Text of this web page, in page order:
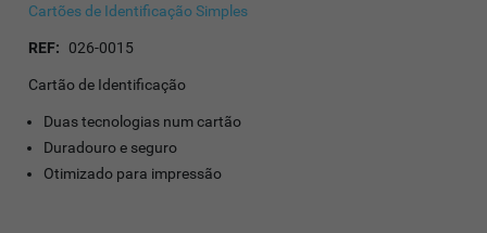
Cartões de Identificação Simples
REF: 026-0015
Cartão de Identificação
Duas tecnologias num cartão
Duradouro e seguro
Otimizado para impressão